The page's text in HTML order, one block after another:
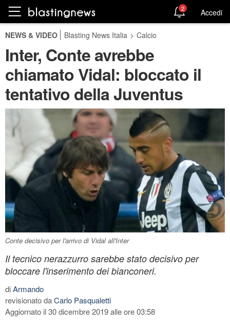
2 Accedi
NEWS & VIDEO Blasting News Italia > Calcio
Inter, Conte avrebbe
chiamato Vidal: bloccato il
tentativo della Juventus
Conte decisivo per l'arrivo di Vidal all'Inter
Il tecnico nerazzurro sarebbe stato decisivo per
bloccare l'inserimento dei bianconeri.
diArmando
revisionato daCarlo Pasqualetti
Aggiornato il 30 dicembre 2019 alle ore 03:58